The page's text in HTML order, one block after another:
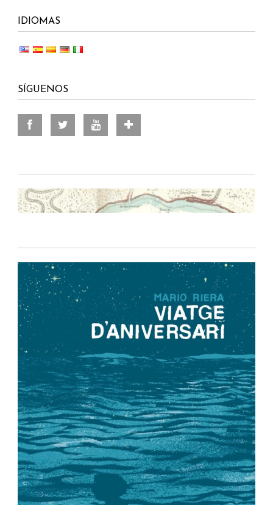
IDIOMAS
SÍGUENOS